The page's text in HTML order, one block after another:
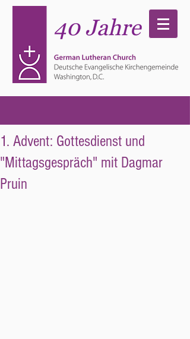
1. Advent: Gottesdienst und
"Mittagsgespräch" mit Dagmar
Pruin